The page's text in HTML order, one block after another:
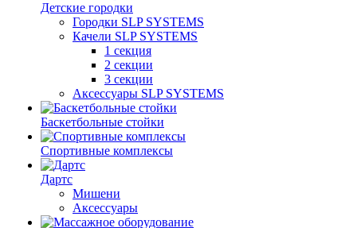
Детские городки
Городки SLP SYSTEMS
Качели SLP SYSTEMS
1 секция
2 секции
3 секции
Аксессуары SLP SYSTEMS
Баскетбольные стойки
Спортивные комплексы
Дартс
Мишени
Аксессуары